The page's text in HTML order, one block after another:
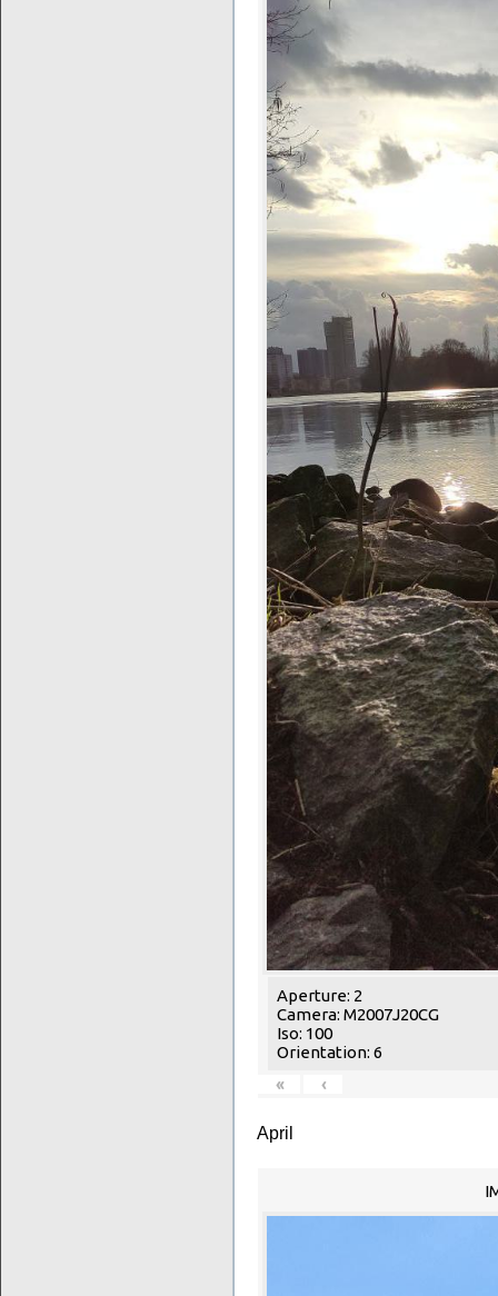
Aperture: 2
Camera: M2007J20CG
Iso: 100
Orientation: 6
«
‹
April